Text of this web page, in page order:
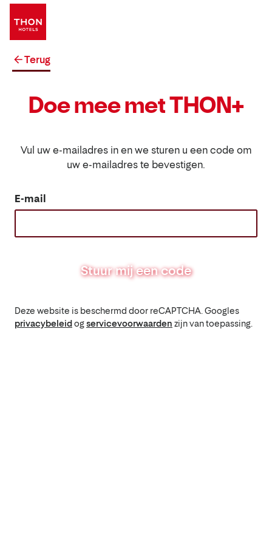
Terug
Doe mee met THON+
Vul uw e-mailadres in en we sturen u een code om
uw e-mailadres te bevestigen.
E-mail
Stuur mij een code
Deze website is beschermd door reCAPTCHA. Googles
privacybeleidogservicevoorwaarden zijn van toepassing.